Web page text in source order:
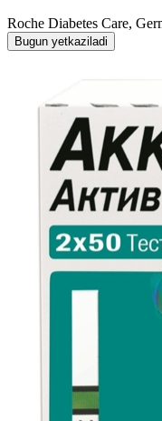
Roche Diabetes Care,
Bugun yetkaziladi